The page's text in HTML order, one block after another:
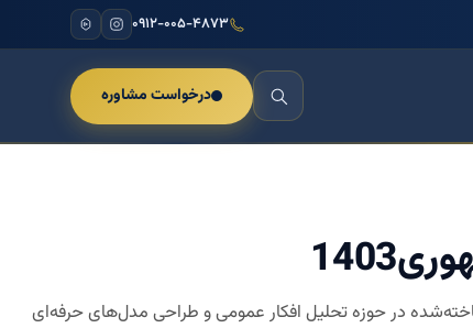
۰۹۱۲-۰۰۵-۴۸۷۳
درخواست مشاوره
در حوزه تحلیل افکار عمومی و طراحی مدل‌های حرفه‌ای